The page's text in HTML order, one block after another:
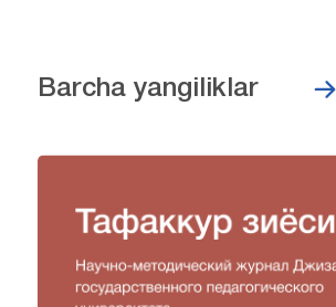
Barcha yangiliklar